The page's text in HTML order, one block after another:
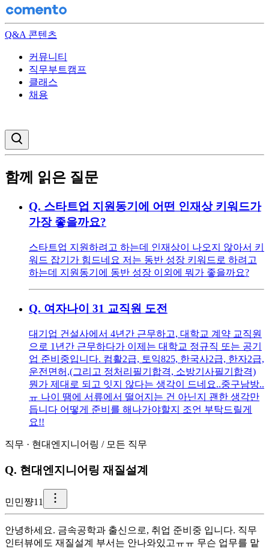
Q&A 콘텐츠
커뮤니티
직무부트캠프
클래스
채용
함께 읽은 질문
Q. 스타트업 지원동기에 어떤 인재상 키워드가
가장 좋을까요?
스타트업 지원하려고 하는데 인재상이 나오지 않아서 키
워드 잡기가 힘드네요 저는 동반 성장 키워드로 하려고
하는데 지원동기에 동반 성장 이외에 뭐가 좋을까요?
Q. 여자나이 31 교직원 도전
대기업 건설사에서 4년간 근무하고, 대학교 계약 교직원
으로 1년간 근무하다가 이제는 대학교 정규직 또는 공기
업 준비중입니다. 컴활2급, 토익825, 한국사2급, 한자2급,
운전면허,(그리고 정처리필기합격, 소방기사필기합격)
뭔가 제대로 되고 잇지 않다는 생각이 드네요..중구남방..
ㅠ 나이 땜에 서류에서 떨어지는 건 아닌지 괜한 생각만
듭니다 어떻게 준비를 해나가야할지 조언 부탁드릴게
요!!
직무 · 현대엔지니어링 / 모든 직무
Q. 현대엔지니어링 재질설계
민민쨩11
안녕하세요. 금속공학과 출신으로, 취업 준비중 입니다. 직무
인터뷰에도 재질설계 부서는 안나와있고ㅠㅠ 무슨 업무를 맡